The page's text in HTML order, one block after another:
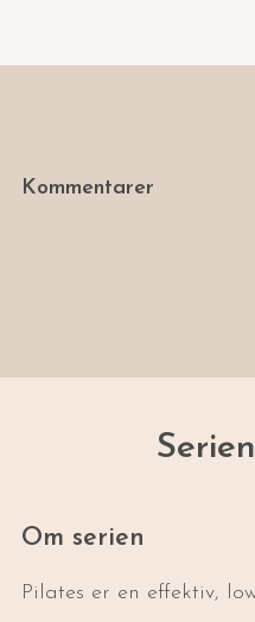
Kommentarer
Serien
Om serien
Pilates er en effektiv,